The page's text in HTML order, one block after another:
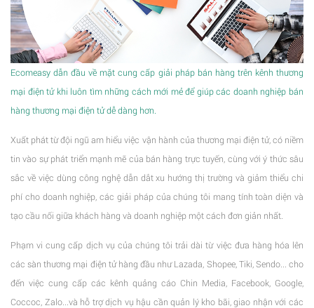
Ecomeasy dẫn đầu về mặt cung cấp giải pháp bán hàng trên kênh thương
mại điện tử khi luôn tìm những cách mới mẻ để giúp các doanh nghiệp bán
hàng thương mại điện tử dễ dàng hơn.
Xuất phát từ đội ngũ am hiểu việc vận hành của thương mại điện tử, có niềm
tin vào sự phát triển mạnh mẽ của bán hàng trực tuyến, cùng với ý thức sâu
sắc về việc dùng công nghệ dẫn dắt xu hướng thị trường và giảm thiểu chi
phí cho doanh nghiệp, các giải pháp của chúng tôi mang tính toàn diện và
tạo cầu nối giữa khách hàng và doanh nghiệp một cách đơn giản nhất.
Phạm vi cung cấp dịch vụ của chúng tôi trải dài từ việc đưa hàng hóa lên
các sàn thương mại điện tử hàng đầu như Lazada, Shopee, Tiki, Sendo... cho
đến việc cung cấp các kênh quảng cáo Chin Media, Facebook, Google,
Coccoc, Zalo...và hỗ trợ dịch vụ hậu cần quản lý kho bãi, giao nhận với các